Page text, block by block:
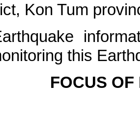
Kon Tum
this
FOCUS